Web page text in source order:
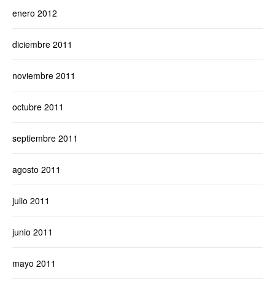
enero 2012
diciembre 2011
noviembre 2011
octubre 2011
septiembre 2011
agosto 2011
julio 2011
junio 2011
mayo 2011